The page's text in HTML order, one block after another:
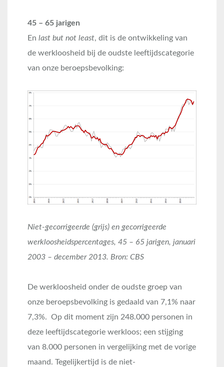
45 – 65 jarigen
En last but not least, dit is de ontwikkeling van
de werkloosheid bij de oudste leeftijdscategorie
van onze beroepsbevolking:
Niet-gecorrigeerde (grijs) en gecorrigeerde
werkloosheidspercentages, 45 – 65 jarigen, januari
2003 – december 2013. Bron: CBS
De werkloosheid onder de oudste groep van
onze beroepsbevolking is gedaald van 7,1% naar
7,3%. Op dit moment zijn 248.000 personen in
deze leeftijdscategorie werkloos; een stijging
van 8.000 personen in vergelijking met de vorige
maand. Tegelijkertijd is de niet-